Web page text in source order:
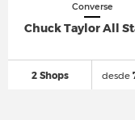
Converse
Chuck Taylor All
2 Shops desde